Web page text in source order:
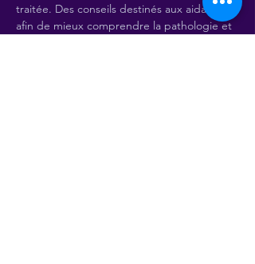
traitée. Des conseils destinés aux aidants
afin de mieux comprendre la pathologie et